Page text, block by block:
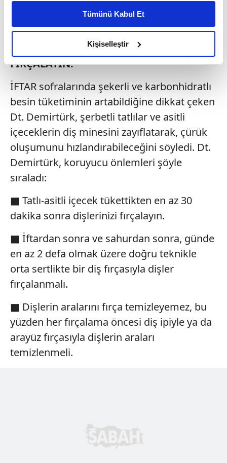
daha iyi reklam deneyimi yaşatabiliriz. Bunu yaparken
amacımızın size daha iyi bir reklam deneyimi sunmak
olduğunu ve sizlere en iyi içerikleri sunabilmek adına
elimizden gelen çabayı gösterdiğimizi ve bu noktada,
reklamların maliyetlerimizi karşılamak noktasında tek gelir
kalemimiz olduğunu sizlere hatırlatmak isteriz.
Her halükârda, kullanıcılar, bu çerezlere izin vermedikleri
takdirde, kullanıcılara hedefli reklamlar
gösterilmeyecektir."
Sizlere daha iyi bir hizmet sunabilmek için İnternet
Sitemizde kendimize ve üçüncü kişilere ait çerezler
kullanılmaktadır. Bu çerezler vasıtasıyla çeşitli kişisel
toplumu hizmetlerinin sunulması amacıyla
kullanılmaktadır. Diğer çerezler, sitemizin daha işlevsel
kılınması ve kişiselleştirilmesi ve sizlere yönelik
reklam/pazarlama faaliyetlerinin yapılması, amaçlarıyla
sınırlı olarak açık rızanız dahilinde kullanılacaktır.
Çerezlere ilişkin tercihlerinizi aşağıda yer alan panel
vasıtasıyla belirleyebilirsiniz. Çerezlere ilişkin detaylı bilgi
Metnimiziziyaret edebilirsiniz.
6698 sayılı Kişisel Verilerin Korunması Kanunu uyarınca
hazırlanmış Aydınlatma Metnimizi okumak ve sitemizde
ilgili mevzuata uygun olarak kullanılan çerezlerle ilgili bilgi
Tümünü Kabul Et
Kişiselleştir
İFTAR VE SAHUR SONRASI DİŞLERİNİZİ
FIRÇALAYIN!
İFTAR sofralarında şekerli ve karbonhidratlı
besin tüketiminin artabildiğine dikkat çeken
Dt. Demirtürk, şerbetli tatlılar ve asitli
içeceklerin diş minesini zayıflatarak, çürük
oluşumunu hızlandırabileceğini söyledi. Dt.
Demirtürk, koruyucu önlemleri şöyle
sıraladı:
■ Tatlı-asitli içecek tükettikten en az 30
dakika sonra dişlerinizi fırçalayın.
■ İftardan sonra ve sahurdan sonra, günde
en az 2 defa olmak üzere doğru teknikle
orta sertlikte bir diş fırçasıyla dişler
fırçalanmalı.
■ Dişlerin aralarını fırça temizleyemez, bu
yüzden her fırçalama öncesi diş ipiyle ya da
arayüz fırçasıyla dişlerin araları
temizlenmeli.